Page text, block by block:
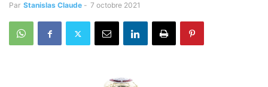
Par Stanislas Claude - 7 octobre 2021